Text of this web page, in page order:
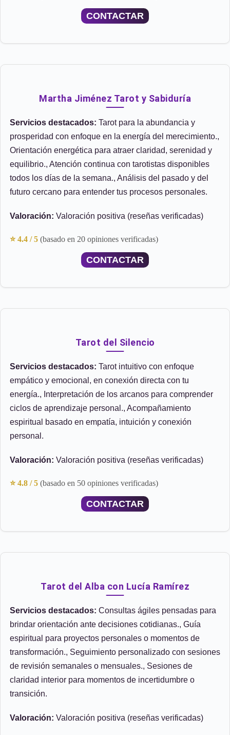
CONTACTAR
Martha Jiménez Tarot y Sabiduría
Servicios destacados: Tarot para la abundancia y
prosperidad con enfoque en la energía del merecimiento.,
Orientación energética para atraer claridad, serenidad y
equilibrio., Atención continua con tarotistas disponibles
todos los días de la semana., Análisis del pasado y del
futuro cercano para entender tus procesos personales.
Valoración: Valoración positiva (reseñas verificadas)
⭐ 4.4 / 5 (basado en 20 opiniones verificadas)
CONTACTAR
Tarot del Silencio
Servicios destacados: Tarot intuitivo con enfoque
empático y emocional, en conexión directa con tu
energía., Interpretación de los arcanos para comprender
ciclos de aprendizaje personal., Acompañamiento
espiritual basado en empatía, intuición y conexión
personal.
Valoración: Valoración positiva (reseñas verificadas)
⭐ 4.8 / 5 (basado en 50 opiniones verificadas)
CONTACTAR
Tarot del Alba con Lucía Ramírez
Servicios destacados: Consultas ágiles pensadas para
brindar orientación ante decisiones cotidianas., Guía
espiritual para proyectos personales o momentos de
transformación., Seguimiento personalizado con sesiones
de revisión semanales o mensuales., Sesiones de
claridad interior para momentos de incertidumbre o
transición.
Valoración: Valoración positiva (reseñas verificadas)